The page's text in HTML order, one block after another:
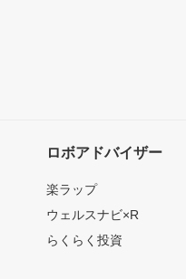
ロボアドバイザー
楽ラップ
ウェルスナビ×R
らくらく投資